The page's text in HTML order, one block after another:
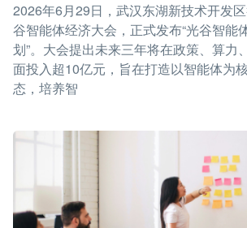
2026年6月29日，武汉东湖新技术开发
谷智能体经济大会，正式发布“光谷智能
划”。大会提出未来三年将在政策、算力
面投入超10亿元，旨在打造以智能体为
态，培养智